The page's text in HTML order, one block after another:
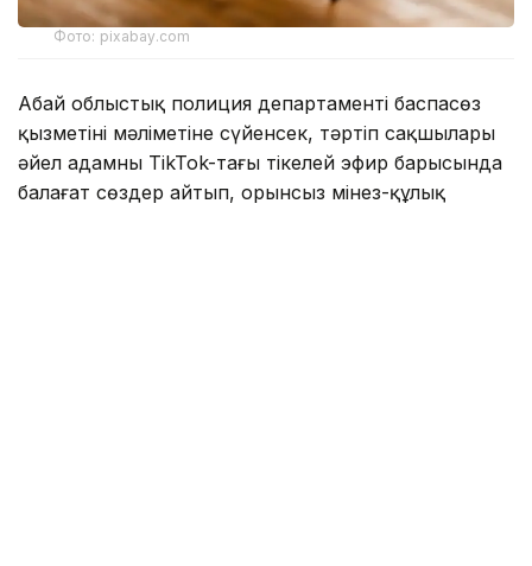
Фото: pixabay.com
Абай облыстық полиция департаменті баспасөз
қызметінің мәліметіне сүйенсек, тәртіп сақшылары
әйел адамның TikTok-тағы тікелей эфир барысында
балағат сөздер айтып, орынсыз мінез-құлық